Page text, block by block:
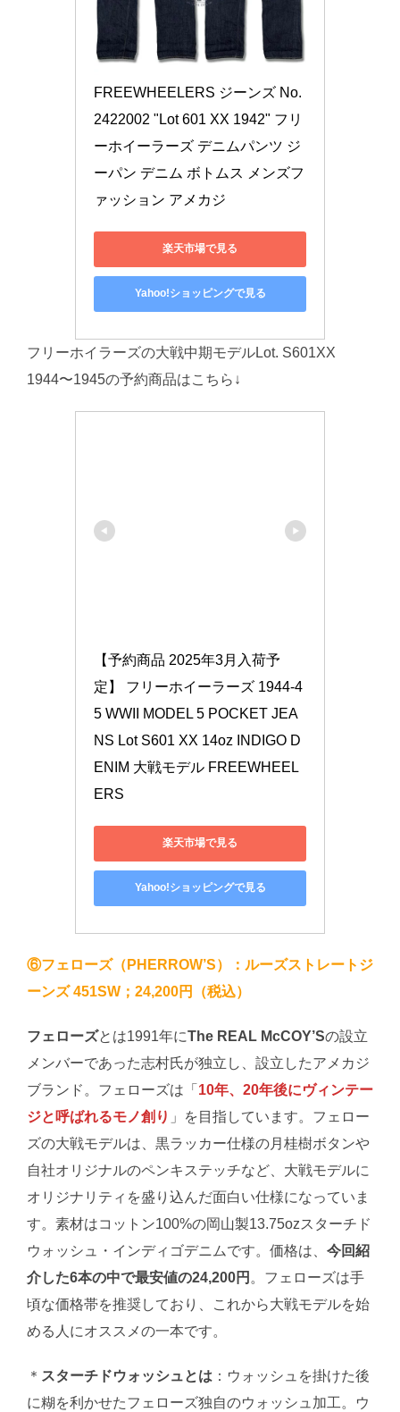
FREEWHEELERS ジーンズ No.
2422002 "Lot 601 XX 1942" フリ
ーホイーラーズ デニムパンツ ジ
ーパン デニム ボトムス メンズフ
ァッション アメカジ
楽天市場で見る
Yahoo!ショッピングで見る
フリーホイラーズの大戦中期モデルLot. S601XX
1944〜1945の予約商品はこちら↓
【予約商品 2025年3月入荷予
定】 フリーホイーラーズ 1944-4
5 WWII MODEL 5 POCKET JEA
NS Lot S601 XX 14oz INDIGO D
ENIM 大戦モデル FREEWHEEL
ERS
楽天市場で見る
Yahoo!ショッピングで見る
⑥フェローズ（PHERROW’S）：ルーズストレートジ
ーンズ 451SW；24,200円（税込）
フェローズとは1991年にThe REAL McCOY’Sの設立
メンバーであった志村氏が独立し、設立したアメカジ
ブランド。フェローズは「 10年、20年後にヴィンテー
ジと呼ばれるモノ創り 」を目指しています。フェロー
ズの大戦モデルは、黒ラッカー仕様の月桂樹ボタンや
自社オリジナルのペンキステッチなど、大戦モデルに
オリジナリティを盛り込んだ面白い仕様になっていま
す。素材はコットン100%の岡山製13.75ozスターチド
ウォッシュ・インディゴデニムです。価格は、 今回紹
介した6本の中で最安値の24,200円 。フェローズは手
頃な価格帯を推奨しており、これから大戦モデルを始
める人にオススメの一本です。
＊ スターチドウォッシュとは ：ウォッシュを掛けた後
に糊を利かせたフェローズ独自のウォッシュ加工。ウ